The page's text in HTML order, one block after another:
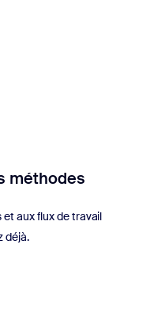
méthodes
aux flux de travail
déjà.